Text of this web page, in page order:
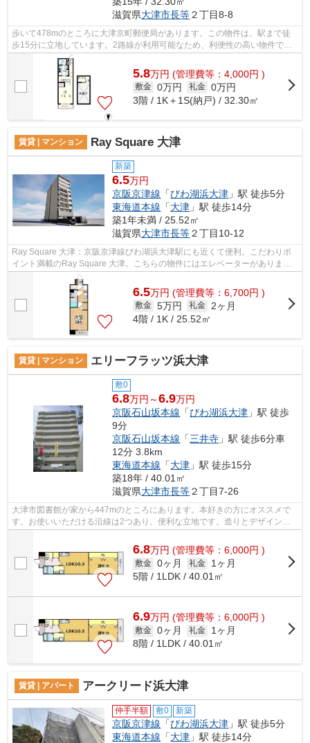
滋賀県大津市長等２丁目8-8
歩いて478mのところに大津京町郵便局があります。この物件は、駅まで徒
歩15分に立地しています。2路線が利用可能なため、利便性の高い物件で
す。こちらはマンションタイプになります。...
5.8万円 (管理費等：4,000円 )
敷金 0万円 礼金 0万円
3階 / 1K＋1S(納戸) / 32.30㎡
賃貸 | マンション Ray Square 大津
新築
6.5万円
京阪京津線 「びわ湖浜大津 」駅 徒歩5分
東海道本線 「大津 」駅 徒歩14分
築1年未満 / 25.52㎡
滋賀県大津市長等２丁目10-12
Ray Square 大津：京阪京津線びわ湖浜大津駅にも近くて便利。こだわりポ
イント満載のRay Square 大津。こちらの物件にはエレベーターがありま
す。貴重な時間を大切にしたいビジネスマ...
6.5万円 (管理費等：6,700円 )
敷金 5万円 礼金
2ヶ月
4階 / 1K / 25.52㎡
賃貸 | マンション エリーフラッツ浜大津
敷0
6.8万円～6.9万円
京阪石山坂本線 「びわ湖浜大津 」駅 徒歩
9分
京阪石山坂本線 「三井寺 」駅 徒歩6分車
12分 3.8km
東海道本線 「大津 」駅 徒歩15分
築18年 / 40.01㎡
滋賀県大津市長等２丁目7-26
大津市図書館が家から447mのところにあります。本好きの方にオススメで
す。お使いいただける沿線は2つあり、便利な立地です。造りとデザインに
6.8万円 (管理費等：6,000円 )
敷金 0ヶ月 礼金
1ヶ月
5階 / 1LDK / 40.01㎡
6.9万円 (管理費等：6,000円 )
敷金 0ヶ月 礼金
1ヶ月
8階 / 1LDK / 40.01㎡
賃貸 | アパート アークリード浜大津
仲手半額 敷0 新築
京阪京津線 「びわ湖浜大津 」駅 徒歩5分
東海道本線 「大津 」駅 徒歩14分